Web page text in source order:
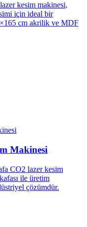
kesim makinesi,
için ideal bir
cm akrilik ve MDF
Makinesi
CO2 lazer kesim
ile üretim
çözümdür.